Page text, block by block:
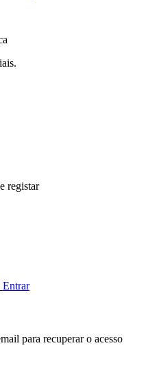
registar
Entrar
para recuperar o acesso